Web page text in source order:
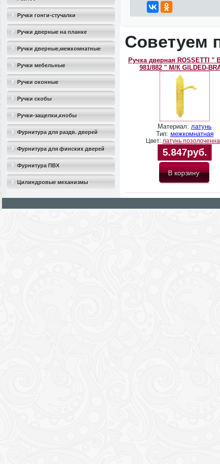
Ручки гонги-стучалки
Ручки дверные на планке
Ручки дверные,межкомнатные
Ручки мебельные
Ручки оконные
Ручки скобы
Ручки-защелки,кнобы
Фурнитура для раздв. дверей
Фурнитура для финских дверей
Фурнитура ПВХ
Цилиндровые механизмы
Советуем
Ручка дверная ROSSETTI "
981/882 " М/К GILDED-
Материал: латунь
Тип: межкомнатная
Цвет: латунь
5.847руб.